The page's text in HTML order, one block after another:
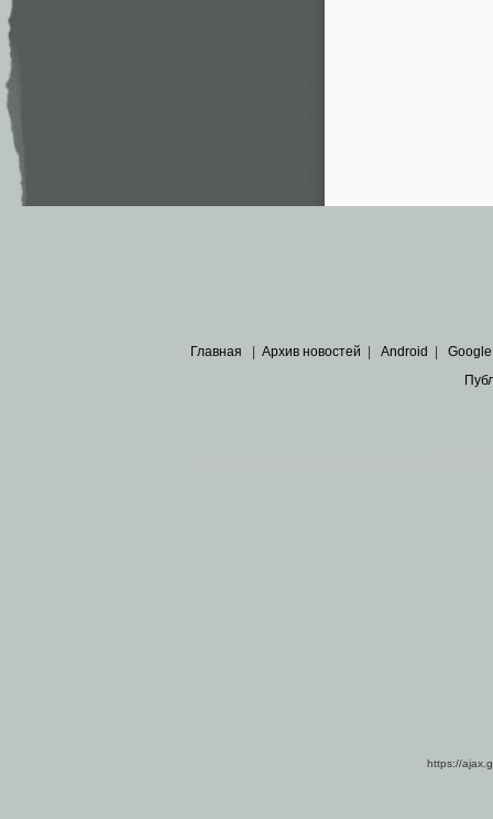
Главная Архив новостей Android Google
https://